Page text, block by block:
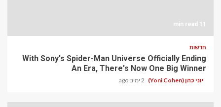
11 min read
חדשות
With Sony's Spider-Man Universe Officially Ending
An Era, There's Now One Big Winner
יוני כהן (Yoni Cohen) 2 ימים ago